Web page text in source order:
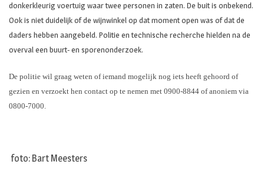
donkerkleurig voertuig waar twee personen in zaten. De buit is onbekend.
Ook is niet duidelijk of de wijnwinkel op dat moment open was of dat de
daders hebben aangebeld. Politie en technische recherche hielden na de
overval een buurt- en sporenonderzoek.
De politie wil graag weten of iemand mogelijk nog iets heeft gehoord of
gezien en verzoekt hen contact op te nemen met 0900-8844 of anoniem via
0800-7000.
foto: Bart Meesters